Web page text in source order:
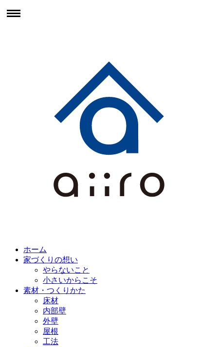
ホーム
家づくりの想い
やらないこと
小さいからこそ
素材・つくりかた
床材
内部壁
外壁
屋根
工法